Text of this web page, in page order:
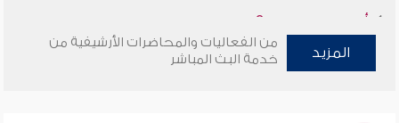
سلسلة محاضرات نفحات رمضانية 1444هـ
المزيد
من الفعاليات والمحاضرات الأرشيفية من
خدمة البث المباشر